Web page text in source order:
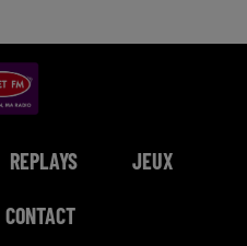
REPLAYS JEUX
CONTACT